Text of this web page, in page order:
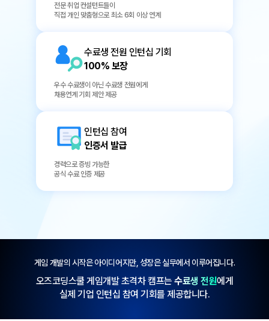
전문 취업 컨설턴트들이
직접 개인 맞춤형으로 최소 6회 이상 연계
수료생 전원 인턴십 기회
100% 보장
우수 수료생이 아닌 수료생 전원에게
채용연계 기회 제안 제공
인턴십 참여
인증서 발급
경력으로 증빙 가능한
공식 수료 인증 제공
게임 개발의 시작은 아이디어지만, 성장은 실무에서 이루어집니다.
오즈코딩스쿨 게임개발 초격차 캠프는수료생 전원에게
실제 기업 인턴십 참여 기회를 제공합니다.